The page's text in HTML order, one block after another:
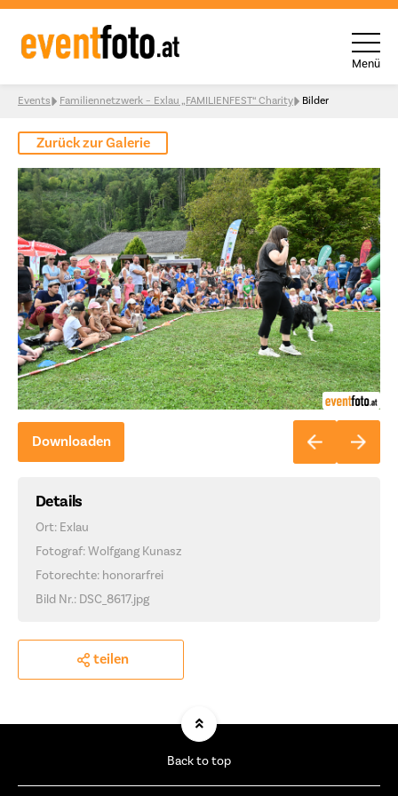
Skip to content
Menü
Events Familiennetzwerk – Exlau „FAMILIENFEST“ Charity Bilder
Zurück zur Galerie
Downloaden
Details
Ort: Exlau
Fotograf: Wolfgang Kunasz
Fotorechte: honorarfrei
Bild Nr.: DSC_8617.jpg
teilen
Back to top